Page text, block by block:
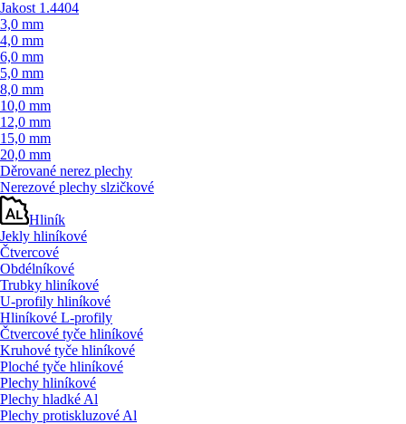
Jakost 1.4404
3,0 mm
4,0 mm
6,0 mm
5,0 mm
8,0 mm
10,0 mm
12,0 mm
15,0 mm
20,0 mm
Děrované nerez plechy
Nerezové plechy slzičkové
Hliník
Jekly hliníkové
Čtvercové
Obdélníkové
Trubky hliníkové
U-profily hliníkové
Hliníkové L-profily
Čtvercové tyče hliníkové
Kruhové tyče hliníkové
Ploché tyče hliníkové
Plechy hliníkové
Plechy hladké Al
Plechy protiskluzové Al